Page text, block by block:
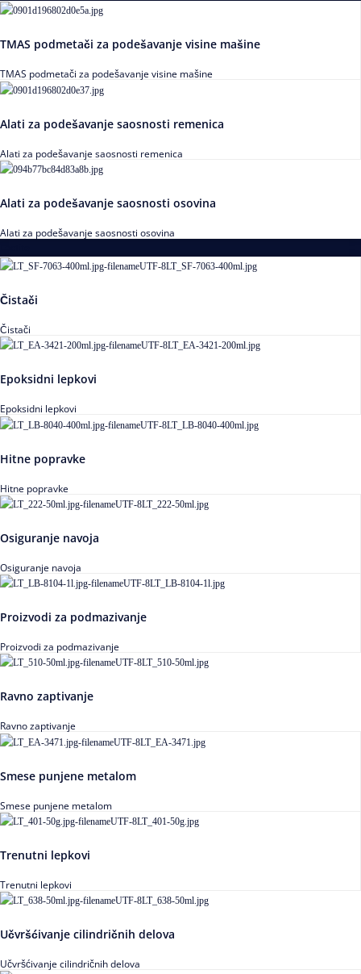
TMAS podmetači za podešavanje visine mašine
TMAS podmetači za podešavanje visine mašine
Alati za podešavanje saosnosti remenica
Alati za podešavanje saosnosti remenica
Alati za podešavanje saosnosti osovina
Alati za podešavanje saosnosti osovina
Čistači
Čistači
Epoksidni lepkovi
Epoksidni lepkovi
Hitne popravke
Hitne popravke
Osiguranje navoja
Osiguranje navoja
Proizvodi za podmazivanje
Proizvodi za podmazivanje
Ravno zaptivanje
Ravno zaptivanje
Smese punjene metalom
Smese punjene metalom
Trenutni lepkovi
Trenutni lepkovi
Učvršćivanje cilindričnih delova
Učvršćivanje cilindričnih delova